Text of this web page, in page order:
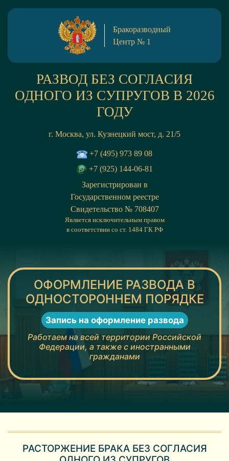
Бракоразводный
Центр № 1
РАЗВОД БЕЗ СОГЛАСИЯ
ОДНОГО ИЗ СУПРУГОВ В 2026
ГОДУ
г. Москва, ул. Кузнецкий мост, д. 21/5
+7 (495) 973 89 08
+7 (925) 144-06-81
Зарегистрирован в
Государственном реестре
Cвидетельство № 708407
Является исключительным правом
в соответствии со ст. 1484 ГК РФ
ОФОРМЛЕНИЕ РАЗВОДА В
ОДНОСТОРОННЕМ ПОРЯДКЕ
Запись на оформление развода
Работаем на всей территории Российской
Федерации, а также с иностранными
гражданами
РАСТОРЖЕНИЕ БРАКА БЕЗ СОГЛАСИЯ